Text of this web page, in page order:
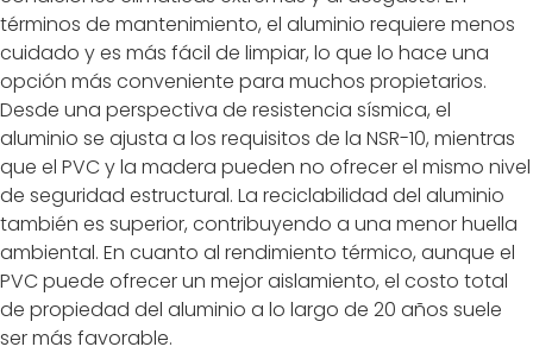
términos de mantenimiento, el aluminio requiere menos
cuidado y es más fácil de limpiar, lo que lo hace una
opción más conveniente para muchos propietarios.
Desde una perspectiva de resistencia sísmica, el
aluminio se ajusta a los requisitos de la NSR-10, mientras
que el PVC y la madera pueden no ofrecer el mismo nivel
de seguridad estructural. La reciclabilidad del aluminio
también es superior, contribuyendo a una menor huella
ambiental. En cuanto al rendimiento térmico, aunque el
PVC puede ofrecer un mejor aislamiento, el costo total
de propiedad del aluminio a lo largo de 20 años suele
ser más favorable.